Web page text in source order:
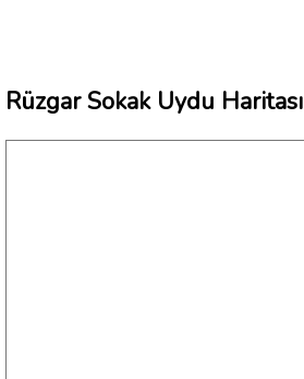
Rüzgar Sokak Uydu Haritası